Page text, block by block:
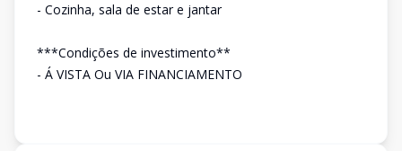
- Cozinha, sala de estar e jantar
***Condições de investimento**
- Á VISTA Ou VIA FINANCIAMENTO